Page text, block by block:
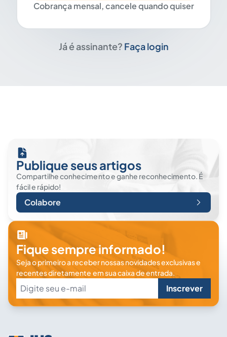
Cobrança mensal, cancele quando quiser
Já é assinante? Faça login
Publique seus artigos
Compartilhe conhecimento e ganhe reconhecimento. É
fácil e rápido!
Colabore
Fique sempre informado!
Seja o primeiro a receber nossas novidades exclusivas e
recentes diretamente em sua caixa de entrada.
Inscrever